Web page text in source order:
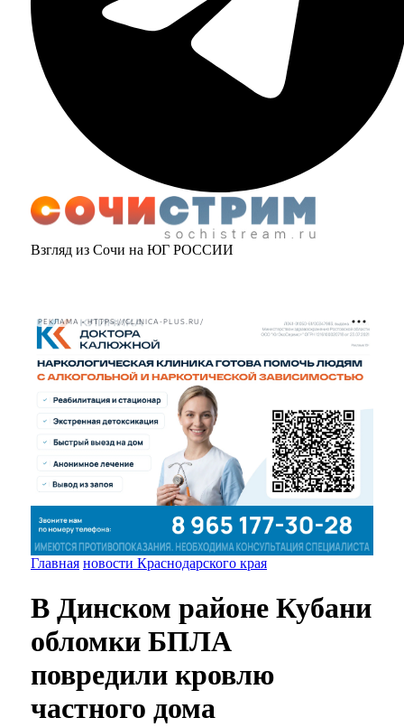
Взгляд из Сочи на ЮГ РОССИИ
РЕКЛАМА • HTTPS://CLINICA-PLUS.RU/
Главная новости Краснодарского края
В Динском районе Кубани
обломки БПЛА
повредили кровлю
частного дома